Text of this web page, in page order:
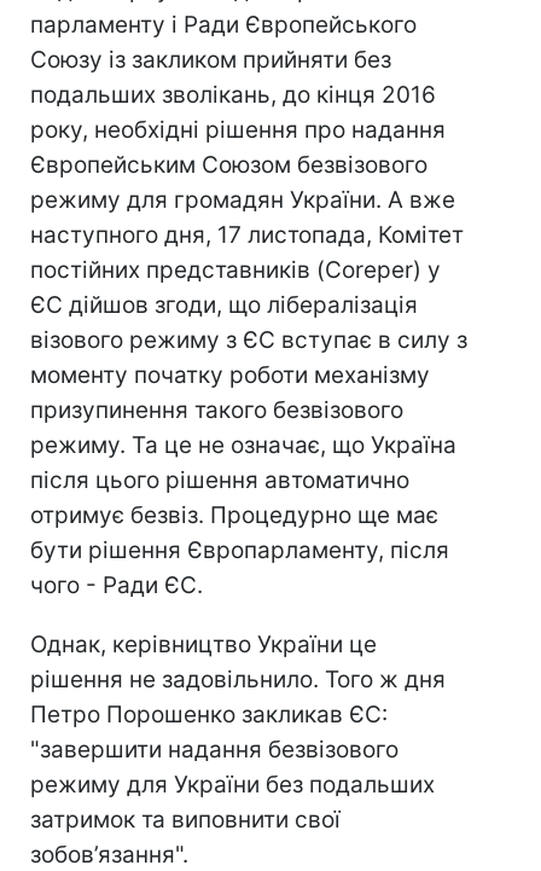
парламенту і Ради Європейського
Союзу із закликом прийняти без
подальших зволікань, до кінця 2016
року, необхідні рішення про надання
Європейським Союзом безвізового
режиму для громадян України. А вже
наступного дня, 17 листопада, Комітет
постійних представників (Coreper) у
ЄС дійшов згоди, що лібералізація
візового режиму з ЄС вступає в силу з
моменту початку роботи механізму
призупинення такого безвізового
режиму. Та це не означає, що Україна
після цього рішення автоматично
отримує безвіз. Процедурно ще має
бути рішення Європарламенту, після
чого - Ради ЄС.
Однак, керівництво України це
рішення не задовільнило. Того ж дня
Петро Порошенко закликав ЄС:
"завершити надання безвізового
режиму для України без подальших
затримок та виповнити свої
зобов’язання".